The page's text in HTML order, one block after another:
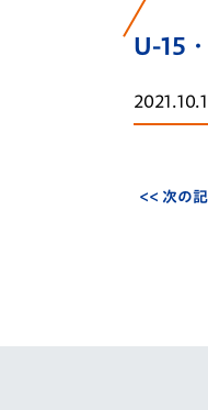
U-15
<< 次の